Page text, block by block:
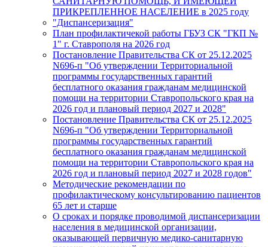
ПРИКРЕПЛЕННОЕ НАСЕЛЕНИЕ в 2025 году
"Диспансеризация"
План профилактичекой работы ГБУЗ СК "ГКП №
1" г. Ставрополя на 2026 год
Постановление Правительства СК от 25.12.2025
N696-п "Об утверждении Территориальной
программы государственных гарантий
бесплатного оказания гражданам медицинской
помощи на территории Ставропольского края на
2026 год и плановый период 2027 и 2028"
Постановление Правительства СК от 25.12.2025
N696-п "Об утверждении Территориальной
программы государственных гарантий
бесплатного оказания гражданам медицинской
помощи на территории Ставропольского края на
2026 год и плановый период 2027 и 2028 годов"
Методические рекомендации по
профилактическому консультированию пациентов
65 лет и старше
O сроках и порядке проводимой диспансеризации
населения в медицинской организации,
оказывающей первичную медико-санитарную